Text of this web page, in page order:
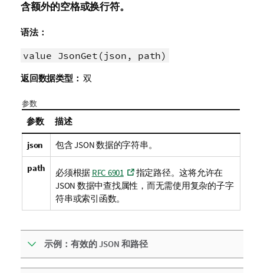
含额外的空格或换行符。
语法：
value JsonGet(json, path)
返回数据类型： 双
参数
参数 描述
json 包含 JSON 数据的字符串。
path 必须根据 RFC 6901
指定路径。这将允许在
JSON 数据中查找属性，而无需使用复杂的子字
符串或索引函数。
示例：有效的 JSON 和路径